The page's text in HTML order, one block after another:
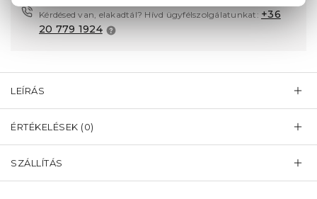
Kérdésed van, elakadtál? Hívd ügyfélszolgálatunkat: +36
20 779 1924
LEÍRÁS
ÉRTÉKELÉSEK (0)
SZÁLLÍTÁS